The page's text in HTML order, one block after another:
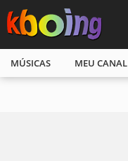
MÚSICAS MEU CANAL